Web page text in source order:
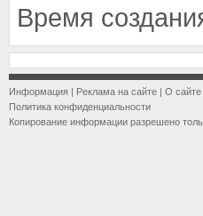
Время
Информация | Реклама на сайте | О сайте
Политика конфиденциальности
Копирование информации разрешено